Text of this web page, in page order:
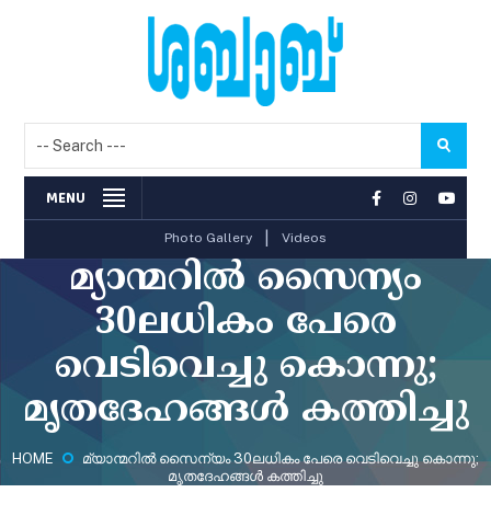
MENU
Photo Gallery Videos
മ്യാന്മറില്‍ സൈന്യം
30ലധികം പേരെ
വെടിവെച്ചു കൊന്നു;
മൃതദേഹങ്ങള്‍ കത്തിച്ചു
HOME
മ്യാന്മറില്‍ സൈന്യം 30ലധികം പേരെ വെടിവെച്ചു കൊന്നു;
മൃതദേഹങ്ങള്‍ കത്തിച്ചു